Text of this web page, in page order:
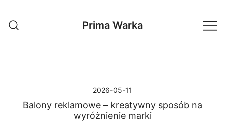
treści
Prima Warka
2026-05-11
Balony reklamowe – kreatywny sposób na
wyróżnienie marki